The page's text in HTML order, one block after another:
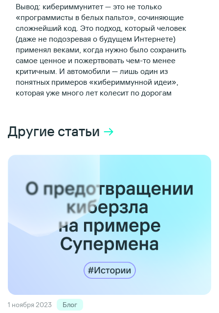
Вывод: кибериммунитет — это не только
«программисты в белых пальто», сочиняющие
сложнейший код. Это подход, который человек
(даже не подозревая о будущем Интернете)
применял веками, когда нужно было сохранить
самое ценное и пожертвовать чем-то менее
критичным. И автомобили — лишь один из
понятных примеров «кибериммунной идеи»,
которая уже много лет колесит по дорогам
Другие cтатьи
1 ноября 2023 Блог